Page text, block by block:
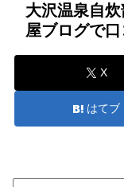
大沢温泉自
屋ブログで口
X
はてブ